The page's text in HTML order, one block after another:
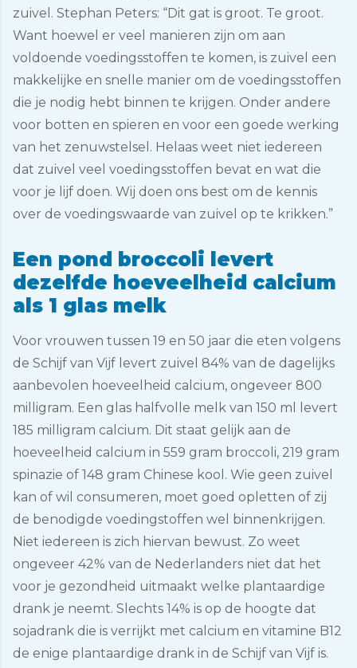
zuivel. Stephan Peters: “Dit gat is groot. Te groot.
Want hoewel er veel manieren zijn om aan
voldoende voedingsstoffen te komen, is zuivel een
makkelijke en snelle manier om de voedingsstoffen
die je nodig hebt binnen te krijgen. Onder andere
voor botten en spieren en voor een goede werking
van het zenuwstelsel. Helaas weet niet iedereen
dat zuivel veel voedingsstoffen bevat en wat die
voor je lijf doen. Wij doen ons best om de kennis
over de voedingswaarde van zuivel op te krikken.”
Een pond broccoli levert
dezelfde hoeveelheid calcium
als 1 glas melk
Voor vrouwen tussen 19 en 50 jaar die eten volgens
de Schijf van Vijf levert zuivel 84% van de dagelijks
aanbevolen hoeveelheid calcium, ongeveer 800
milligram. Een glas halfvolle melk van 150 ml levert
185 milligram calcium. Dit staat gelijk aan de
hoeveelheid calcium in 559 gram broccoli, 219 gram
spinazie of 148 gram Chinese kool. Wie geen zuivel
kan of wil consumeren, moet goed opletten of zij
de benodigde voedingstoffen wel binnenkrijgen.
Niet iedereen is zich hiervan bewust. Zo weet
ongeveer 42% van de Nederlanders niet dat het
voor je gezondheid uitmaakt welke plantaardige
drank je neemt. Slechts 14% is op de hoogte dat
sojadrank die is verrijkt met calcium en vitamine B12
de enige plantaardige drank in de Schijf van Vijf is.